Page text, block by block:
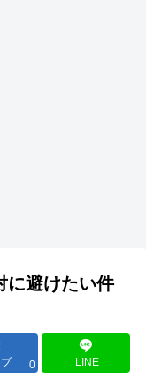
に避けたい件
0 LINE